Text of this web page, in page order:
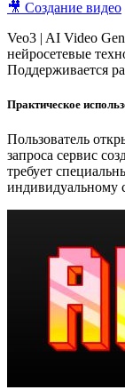
🎥 Создание видео
Veo3 | AI Video
нейросетевые
Поддерживается
Практическое
Пользователь
запроса сервис
требует
индивидуальному